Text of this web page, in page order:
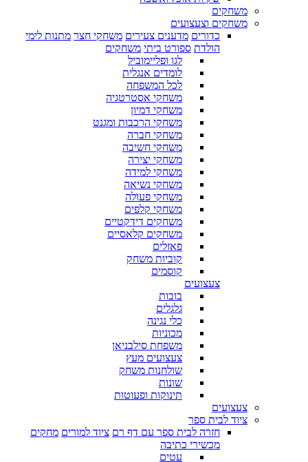
משחקים
משחקים וצעצועים
כדורים מדענים צעירים משחקי חצר מתנות לימי
הולדת ספורט ביתי משחקים
לגו ופליימוביל
לומדים אנגלית
לכל המשפחה
משחקי אסטרטגיה
משחקי דמיון
משחקי הרכבות ומגנט
משחקי חברה
משחקי חשיבה
משחקי יצירה
משחקי למידה
משחקי נשיאה
משחקי פעולה
משחקי קלפים
משחקים דידקטיים
משחקים קלאסיים
פאזלים
קוביות משחק
קוסמים
צעצועים
בובות
גלגלים
כלי נגינה
מכוניות
משפחת סילבניאן
צעצועים מעץ
שולחנות משחק
שונות
תינוקות ופעוטות
צעצועים
ציוד לבית ספר
חזרה לבית ספר עם דף רם ציוד למורים מחקים
מכשירי כתיבה
עטים